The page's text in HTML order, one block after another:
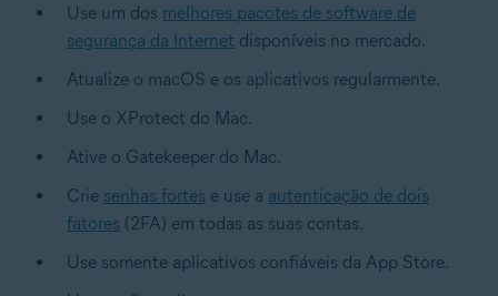
Use um dos melhores pacotes de software de
segurança da Internet disponíveis no mercado.
Atualize o macOS e os aplicativos regularmente.
Use o XProtect do Mac.
Ative o Gatekeeper do Mac.
Crie senhas fortes e use a autenticação de dois
fatores (2FA) em todas as suas contas.
Use somente aplicativos confiáveis da App Store.